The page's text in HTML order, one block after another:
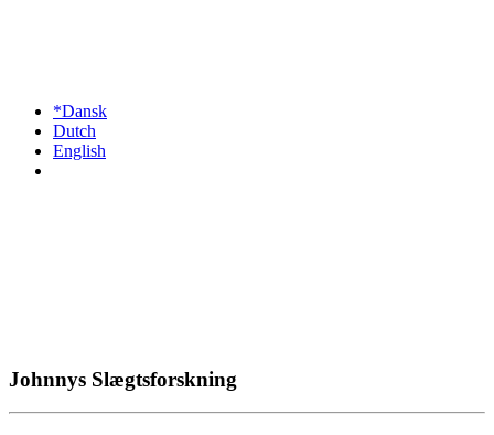
*Dansk
Dutch
English
Johnnys Slægtsforskning